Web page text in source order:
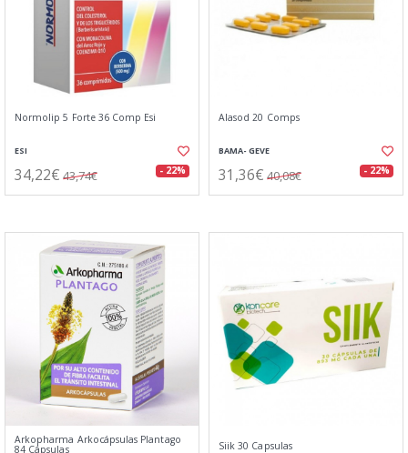
Normolip 5 Forte 36 Comp Esi
ESI
34,22€ 43,74€ - 22%
Alasod 20 Comps
BAMA- GEVE
31,36€ 40,08€ - 22%
Arkopharma Arkocápsulas Plantago
84 Cápsulas Siik 30 Capsulas